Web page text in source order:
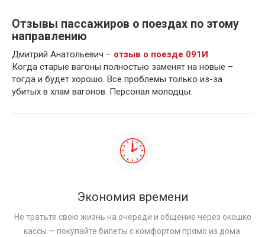
Отзывы пассажиров о поездах по этому
направлению
Дмитрий Анатольевич – отзыв о поезде 091И:
Когда старые вагоны полностью заменят на новые –
тогда и будет хорошо. Все проблемы только из-за
убитых в хлам вагонов. Персонал молодцы.
Экономия времени
Не тратьте свою жизнь на очереди и общение через окошко
кассы — покупайте билеты с комфортом прямо из дома.